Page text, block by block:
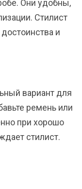
Они удобны,
Стилист
и
вариант для
ремень или
при хорошо
стилист.